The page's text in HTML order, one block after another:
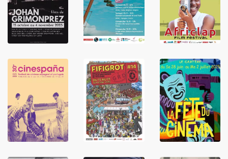
LIRE
LIRE
LIRE
LIRE
LIRE
LIRE